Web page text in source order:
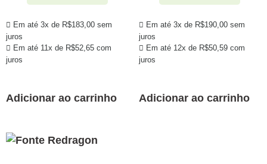
Em até 3x de R$183,00 sem
juros
Em até 11x de R$52,65 com
juros
Adicionar ao carrinho
Em até 3x de R$190,00sem
juros
Em até 12x de R$50,59com
juros
Adicionar ao carrinho